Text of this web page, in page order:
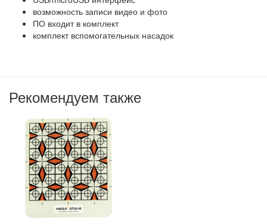
возможность записи видео и фото
ПО входит в комплект
комплект вспомогательных насадок
Рекомендуем также